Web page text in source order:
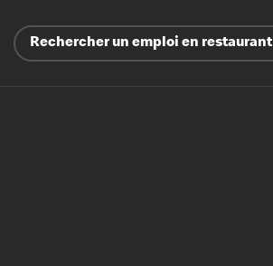
Rechercher un emploi en restaurant